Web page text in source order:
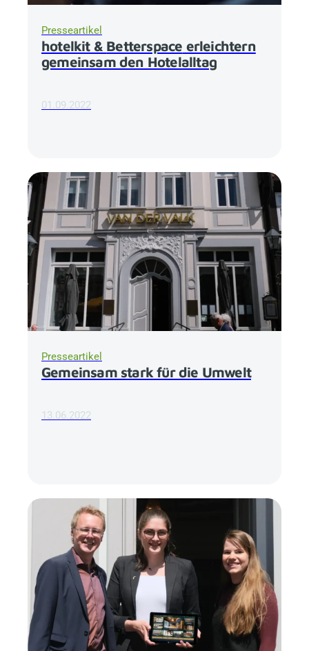
Presseartikel
hotelkit & Betterspace erleichtern
gemeinsam den Hotelalltag
01.09.2022
Presseartikel
Gemeinsam stark für die Umwelt
13.06.2022